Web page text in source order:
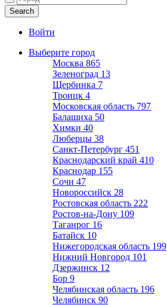
Войти
Выберите город
Москва 865
Зеленоград 13
Щербинка 7
Троицк 4
Московская область 797
Балашиха 50
Химки 40
Люберцы 38
Санкт-Петербург 451
Краснодарский край 410
Краснодар 155
Сочи 47
Новороссийск 28
Ростовская область 222
Ростов-на-Дону 109
Таганрог 16
Батайск 10
Нижегородская область 199
Нижний Новгород 101
Дзержинск 12
Бор 9
Челябинская область 196
Челябинск 90